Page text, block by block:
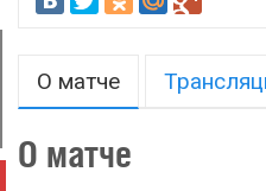
О матче
О матче